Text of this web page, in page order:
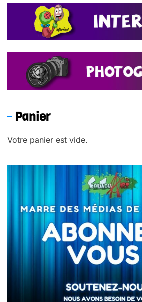
Panier
Votre panier est vide.